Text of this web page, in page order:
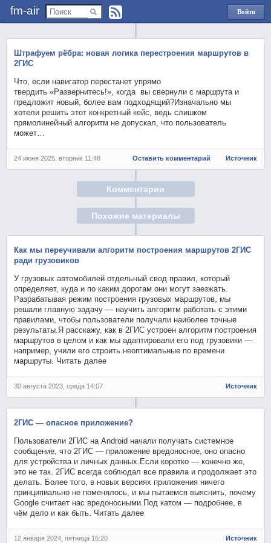
fm-air
Войти
через
Штрафуем рёбра: новая логика перестроения маршрутов в
2ГИС
Что, если навигатор перестанет упрямо
твердить «Развернитесь!», когда вы свернули с маршрута и
предложит новый, более вам подходящий?Изначально мы
хотели решить этот конкретный кейс, ведь слишком
прямолинейный алгоритм не допускал, что пользователь
может…
24 июня 2025, вторник 11:48 Оставить комментарий Источник
Комментарии
Похожие материалы
Как мы переучивали алгоритм построения маршрутов 2ГИС
ради грузовиков
У грузовых автомобилей отдельный свод правил, который
определяет, куда и по каким дорогам они могут заезжать.
Разрабатывая режим построения грузовых маршрутов, мы
решали главную задачу — научить алгоритм работать с этими
правилами, чтобы пользователи получали наиболее точные
результаты.Я расскажу, как в 2ГИС устроен алгоритм построения
маршрутов в целом и как мы адаптировали его под грузовики —
например, учили его строить неоптимальные по времени
маршруты. Читать далее
30 августа 2023, среда 14:07 Источник
2ГИС — опасное приложение?
Пользователи 2ГИС на Android начали получать системное
сообщение, что 2ГИС — приложение вредоносное, оно опасно
для устройства и личных данных.Если коротко — конечно же,
это не так. 2ГИС всегда соблюдал все правила и продолжает это
делать. Более того, в новых версиях приложения ничего
принципиально не поменялось, и мы пытаемся выяснить, почему
Google считает нас вредоносными.Под катом — подробнее, в
чём дело и как быть. Читать далее
12 января 2024, пятница 16:20 Источник